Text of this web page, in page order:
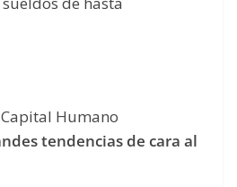
Humano
tendencias de cara al